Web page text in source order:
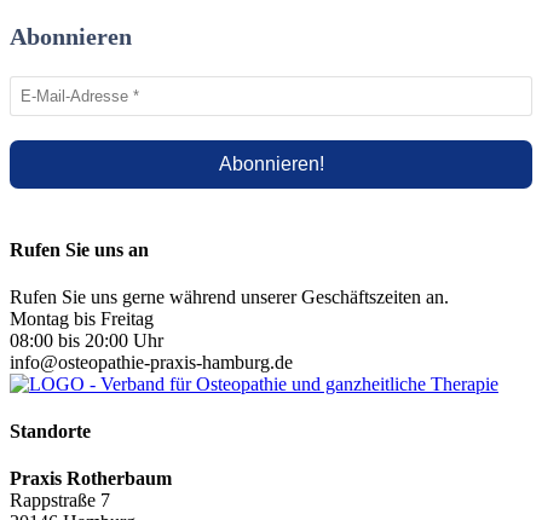
Abonnieren
Rufen Sie uns an
Rufen Sie uns gerne während unserer Geschäftszeiten an.
Montag bis Freitag
08:00 bis 20:00 Uhr
info@osteopathie-praxis-hamburg.de
Standorte
Praxis Rotherbaum
Rappstraße 7